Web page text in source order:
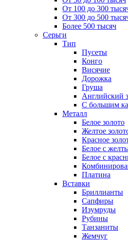
От 100 до 300
От 300 до 500
Более 500 тысяч
Серьги
Тип
Пусеты
Конго
Висячие
Дорожка
Груша
Английский
С большим
Металл
Белое золото
Желтое
Красное
Белое с
Белое с
Платина
Вставки
Бриллианты
Сапфиры
Изумруды
Рубины
Танзаниты
Жемчуг